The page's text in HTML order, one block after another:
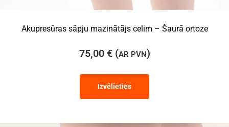
Akupresūras sāpju mazinātājs celim – Šaurā ortoze
75,00 €(AR PVN)
Izvēlieties